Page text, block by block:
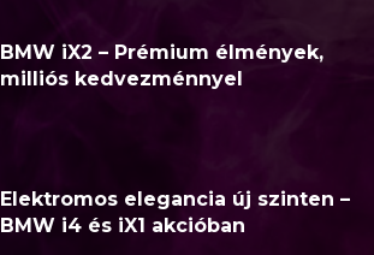
BMW iX2 – Prémium élmények,
milliós kedvezménnyel
Elektromos elegancia új szinten –
BMW i4 és iX1 akcióban